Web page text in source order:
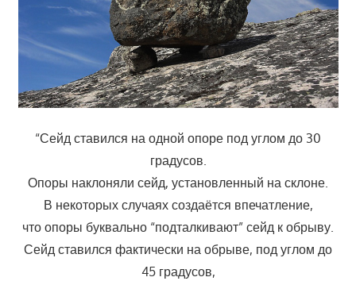
“Сейд ставился на одной опоре под углом до 30
градусов.
Опоры наклоняли сейд, установленный на склоне.
В некоторых случаях создаётся впечатление,
что опоры буквально “подталкивают” сейд к обрыву.
Сейд ставился фактически на обрыве, под углом до
45 градусов,